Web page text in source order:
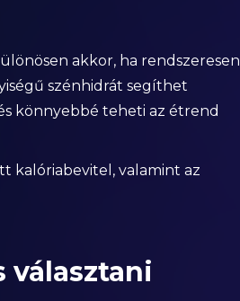
akkor, ha rendszeresen
szénhidrát segíthet
könnyebbé teheti az étrend
kalóriabevitel, valamint az
választani